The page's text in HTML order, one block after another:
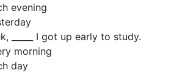
evening
_____ I got up early to study.
morning
day